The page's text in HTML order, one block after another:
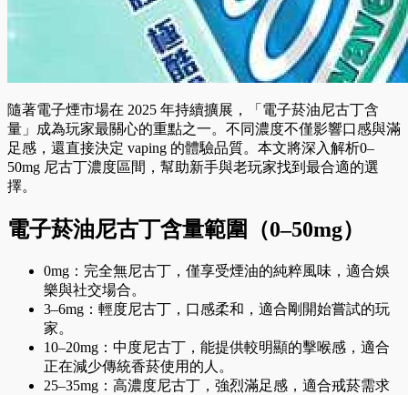
隨著電子煙市場在 2025 年持續擴展，「電子菸油尼古丁含
量」成為玩家最關心的重點之一。不同濃度不僅影響口感與滿
足感，還直接決定 vaping 的體驗品質。本文將深入解析0–
50mg 尼古丁濃度區間，幫助新手與老玩家找到最合適的選
擇。
電子菸油尼古丁含量範圍（0–50mg）
0mg：完全無尼古丁，僅享受煙油的純粹風味，適合娛
樂與社交場合。
3–6mg：輕度尼古丁，口感柔和，適合剛開始嘗試的玩
家。
10–20mg：中度尼古丁，能提供較明顯的擊喉感，適合
正在減少傳統香菸使用的人。
25–35mg：高濃度尼古丁，強烈滿足感，適合戒菸需求